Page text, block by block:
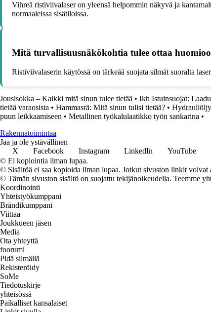
Vihreä ristiviivalaser on yleensä helpommin näkyvä ja
normaaleissa sisätiloissa.
Mitä turvallisuusnäkökohtia tulee ottaa
Ristiviivalaserin käytössä on tärkeää suojata silmät suoralta
Jousisokka – Kaikki mitä sinun tulee tietää • Ikh Istuinsuojat:
tietää varaosista • Hammasrä: Mitä sinun tulisi tietää? •
puun leikkaamiseen • Metallinen työkalulaatikko työn sankarina •
Rakennatoimintaa
Jaa ja ole ystävällinen
X
Facebook Instagram LinkedIn YouTube
© Ei kopiointia ilman lupaa.
© Sisältöä ei saa kopioida ilman lupaa. Jotkut sivuston linkit voivat
© Tämän sivuston sisältö on suojattu tekijänoikeudella. Teemme
Koordinointi
Yhteistyökumppani
Brändikumppani
Viittaa
Joukkueen jäsen
Media
Ota yhteyttä
foorumi
Pidä silmällä
Rekisteröidy
SoMe
Tiedotuskirje
yhteisössä
Paikalliset kansalaiset